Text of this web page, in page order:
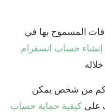
المسموح بها في
إنشاء حساب انسقرام
من شخص يمكن
على كيفية حماية حساب